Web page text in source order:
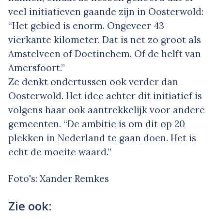
veel initiatieven gaande zijn in Oosterwold:
“Het gebied is enorm. Ongeveer 43
vierkante kilometer. Dat is net zo groot als
Amstelveen of Doetinchem. Of de helft van
Amersfoort.”
Ze denkt ondertussen ook verder dan
Oosterwold. Het idee achter dit initiatief is
volgens haar ook aantrekkelijk voor andere
gemeenten. “De ambitie is om dit op 20
plekken in Nederland te gaan doen. Het is
echt de moeite waard.”
Foto's: Xander Remkes
Zie ook: